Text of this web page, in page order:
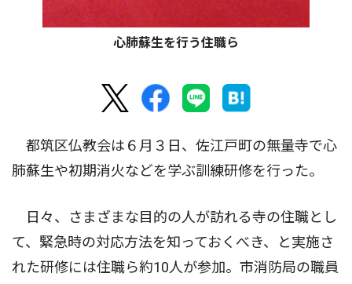
心肺蘇生を行う住職ら
都筑区仏教会は６月３日、佐江戸町の無量寺で心
肺蘇生や初期消火などを学ぶ訓練研修を行った。
日々、さまざまな目的の人が訪れる寺の住職とし
て、緊急時の対応方法を知っておくべき、と実施さ
れた研修には住職ら約10人が参加。市消防局の職員